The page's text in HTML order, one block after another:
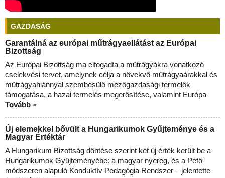
GAZDASÁG
Garantálná az európai műtrágyaellátást az Európai
Bizottság
Az Európai Bizottság ma elfogadta a műtrágyákra vonatkozó
cselekvési tervet, amelynek célja a növekvő műtrágyaárakkal és
műtrágyahiánnyal szembesülő mezőgazdasági termelők
támogatása, a hazai termelés megerősítése, valamint Európa
Tovább »
Új elemekkel bővült a Hungarikumok Gyűjteménye és a
Magyar Értéktár
A Hungarikum Bizottság döntése szerint két új érték került be a
Hungarikumok Gyűjteményébe: a magyar nyereg, és a Pető-
módszeren alapuló Konduktív Pedagógia Rendszer – jelentette